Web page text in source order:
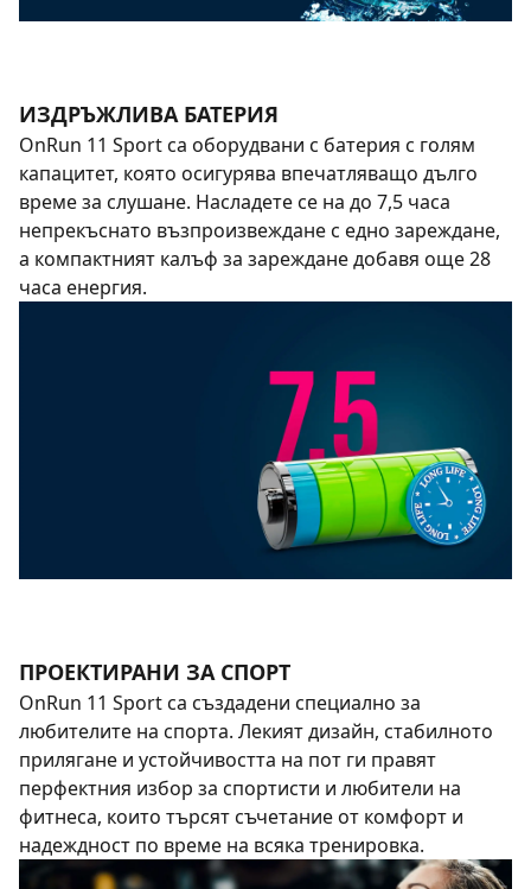
ИЗДРЪЖЛИВА БАТЕРИЯ
OnRun 11 Sport са оборудвани с батерия с голям
капацитет, която осигурява впечатляващо дълго
време за слушане. Насладете се на до 7,5 часа
непрекъснато възпроизвеждане с едно зареждане,
а компактният калъф за зареждане добавя още 28
часа енергия.
ПРОЕКТИРАНИ ЗА СПОРТ
OnRun 11 Sport са създадени специално за
любителите на спорта. Лекият дизайн, стабилното
прилягане и устойчивостта на пот ги правят
перфектния избор за спортисти и любители на
фитнеса, които търсят съчетание от комфорт и
надеждност по време на всяка тренировка.